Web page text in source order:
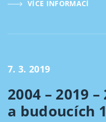
VÍCE INFORMACÍ
7. 3. 2019
2004 – 2019
a budoucích